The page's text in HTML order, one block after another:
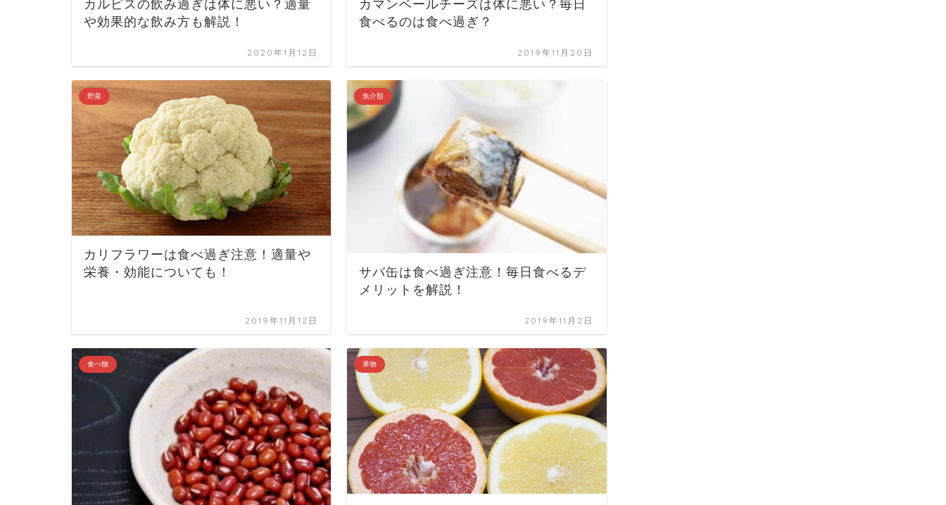
カルピスの飲み過ぎは体に悪い？適量
や効果的な飲み方も解説！
2020年1月12日
カマンベールチーズは体に悪い？毎日
食べるのは食べ過ぎ？
2019年11月20日
野菜
カリフラワーは食べ過ぎ注意！適量や
栄養・効能についても！
2019年11月12日
魚介類
サバ缶は食べ過ぎ注意！毎日食べるデ
メリットを解説！
2019年11月2日
食べ物 果物